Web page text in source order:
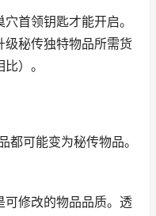
首领钥匙才能开启。
级秘传独特物品所需货
）。
可能变为秘传物品。
修改的物品品质。透